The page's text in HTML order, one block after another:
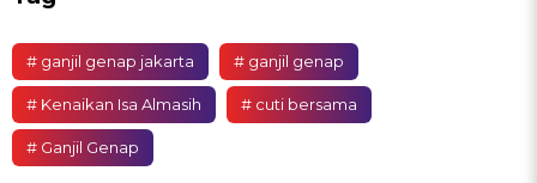
# ganjil genap jakarta # ganjil genap
# Kenaikan Isa Almasih # cuti bersama
# Ganjil Genap